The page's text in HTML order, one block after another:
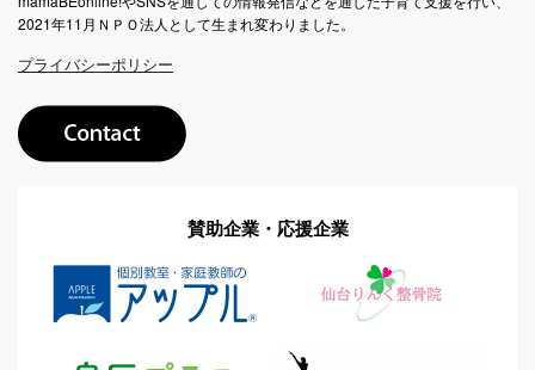
2021年11月ＮＰＯ法人として生まれ変わりました。
プライバシーポリシー
賛助企業・応援企業